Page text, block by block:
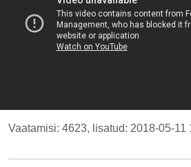
Vaatamisi: 4623, lisatud: 2018-05-11